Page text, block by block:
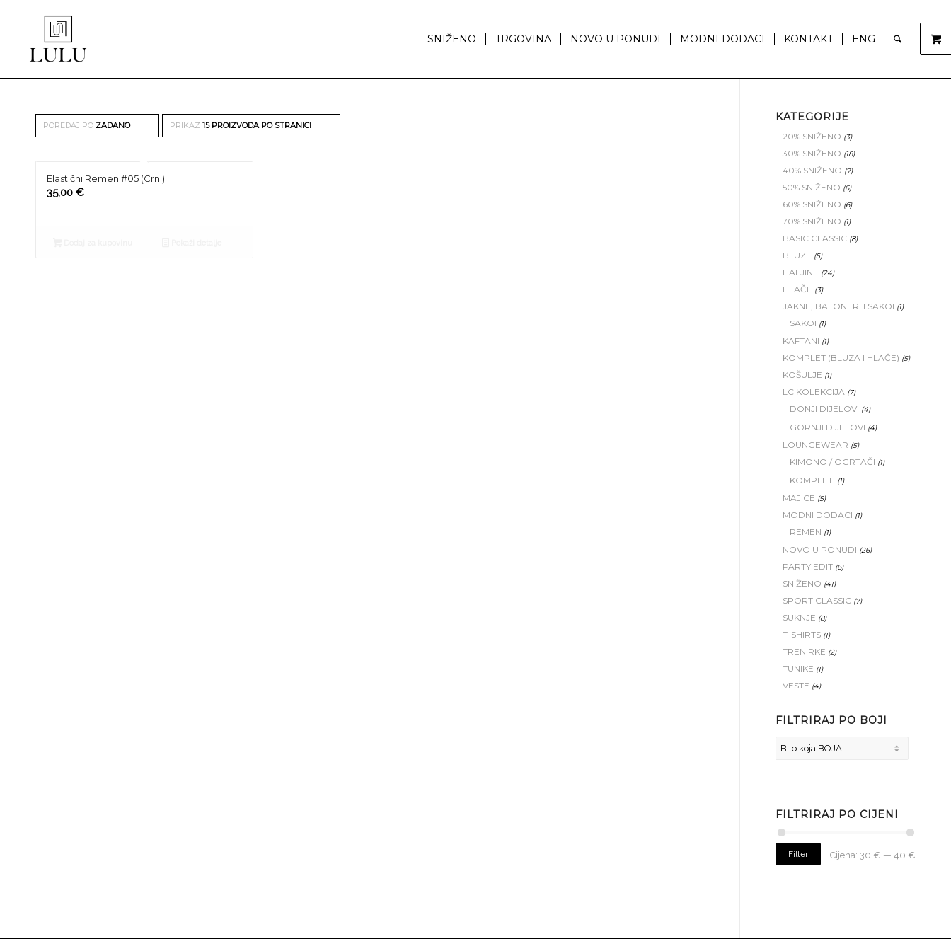
SNIŽENO TRGOVINA NOVO U PONUDI MODNI DODACI KONTAKT ENG
POREDAJ PO ZADANO PRIKAZ 15 PROIZVODA PO STRANICI
Elastični Remen #05 (Crni)
35,00 €
KATEGORIJE
20% SNIŽENO (3)
30% SNIŽENO (18)
40% SNIŽENO (7)
50% SNIŽENO (6)
60% SNIŽENO (6)
70% SNIŽENO (1)
BASIC CLASSIC (8)
BLUZE (5)
HALJINE (24)
HLAČE (3)
JAKNE, BALONERI I SAKOI (1)
SAKOI (1)
KAFTANI (1)
KOMPLET (BLUZA I HLAČE) (5)
KOŠULJE (1)
LC KOLEKCIJA (7)
DONJI DIJELOVI (4)
GORNJI DIJELOVI (4)
LOUNGEWEAR (5)
KIMONO / OGRTAČI (1)
KOMPLETI (1)
MAJICE (5)
MODNI DODACI (1)
REMEN (1)
NOVO U PONUDI (26)
PARTY EDIT (6)
SNIŽENO (41)
SPORT CLASSIC (7)
SUKNJE (8)
T-SHIRTS (1)
TRENIRKE (2)
TUNIKE (1)
VESTE (4)
FILTRIRAJ PO BOJI
FILTRIRAJ PO CIJENI
Filter Cijena: 30 € — 40 €